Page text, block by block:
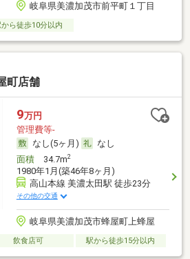
岐阜県美濃加茂市前平町１丁目
から徒歩10分以内
町店舗
9万円
管理費等-
なし(5ヶ月)
なし
面積34.7m2
1980年1月(築46年8ヶ月)
高山本線 美濃太田駅 徒歩23分
その他の交通
岐阜県美濃加茂市蜂屋町上蜂屋
飲食店可 駅から徒歩15分以内